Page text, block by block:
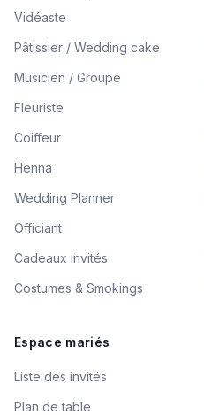
Vidéaste
Pâtissier / Wedding cake
Musicien / Groupe
Fleuriste
Coiffeur
Henna
Wedding Planner
Officiant
Cadeaux invités
Costumes & Smokings
Espace mariés
Liste des invités
Plan de table